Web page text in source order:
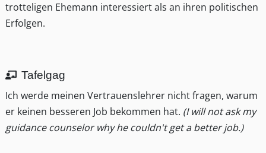
trotteligen Ehemann interessiert als an ihren politischen
Erfolgen.
Tafelgag
Ich werde meinen Vertrauenslehrer nicht fragen, warum
er keinen besseren Job bekommen hat. (I will not ask my
guidance counselor why he couldn't get a better job.)